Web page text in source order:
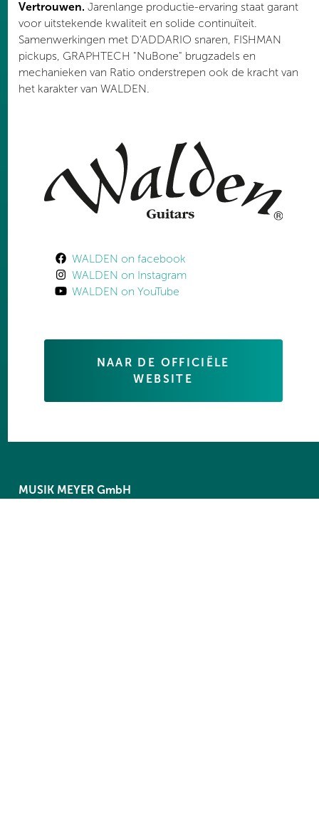
Vertrouwen. Jarenlange productie-ervaring staat garant
voor uitstekende kwaliteit en solide continuïteit.
Samenwerkingen met D'ADDARIO snaren, FISHMAN
pickups, GRAPHTECH "NuBone" brugzadels en
mechanieken van Ratio onderstrepen ook de kracht van
het karakter van WALDEN.
WALDEN on facebook
WALDEN on Instagram
WALDEN on YouTube
NAAR DE OFFICIËLE
WEBSITE
MUSIK MEYER GmbH